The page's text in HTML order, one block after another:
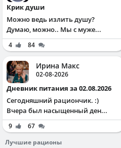
Крик души
Можно ведь излить душу?
Думаю, можно.. Мы с муже...
4 84
Ирина Макс
02-08-2026
Дневник питания за 02.08.2026
Сегодняшний рациончик. :)
Вчера был насыщенный ден...
9
67
Лучшие рационы